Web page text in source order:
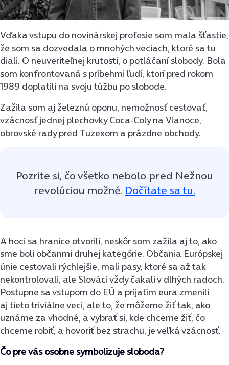
Vďaka vstupu do novinárskej profesie som mala šťastie,
že som sa dozvedala o mnohých veciach, ktoré sa tu
diali. O neuveriteľnej krutosti, o potláčaní slobody. Bola
som konfrontovaná s príbehmi ľudí, ktorí pred rokom
1989 doplatili na svoju túžbu po slobode.
Zažila som aj železnú oponu, nemožnosť cestovať,
vzácnosť jednej plechovky Coca-Coly na Vianoce,
obrovské rady pred Tuzexom a prázdne obchody.
Pozrite si, čo všetko nebolo pred Nežnou
revolúciou možné. Dočítate sa tu.
A hoci sa hranice otvorili, neskôr som zažila aj to, ako
sme boli občanmi druhej kategórie. Občania Európskej
únie cestovali rýchlejšie, mali pasy, ktoré sa až tak
nekontrolovali, ale Slováci vždy čakali v dlhých radoch.
Postupne sa vstupom do EÚ a prijatím eura zmenili
aj tieto triviálne veci, ale to, že môžeme žiť tak, ako
uznáme za vhodné, a vybrať si, kde chceme žiť, čo
chceme robiť, a hovoriť bez strachu, je veľká vzácnosť.
Čo pre vás osobne symbolizuje sloboda?